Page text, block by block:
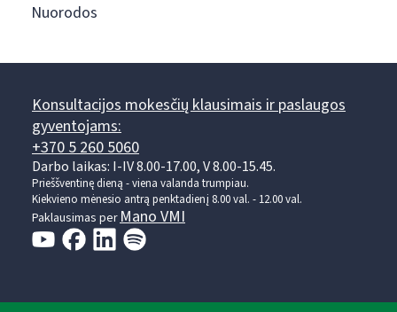
Nuorodos
Konsultacijos mokesčių klausimais ir paslaugos
gyventojams:
+370 5 260 5060
Darbo laikas: I-IV 8.00-17.00, V 8.00-15.45.
Prieššventinę dieną - viena valanda trumpiau.
Kiekvieno mėnesio antrą penktadienį 8.00 val. - 12.00 val.
Paklausimas per Mano VMI